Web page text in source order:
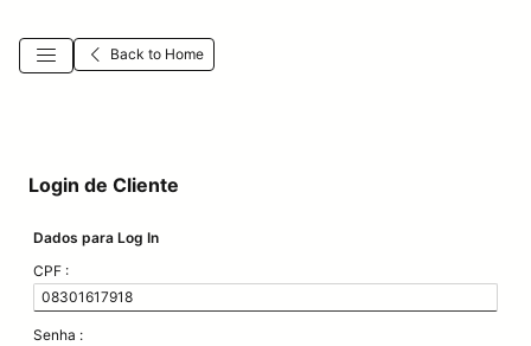
Back to Home
Login de Cliente
Dados para Log In
CPF :
Senha :